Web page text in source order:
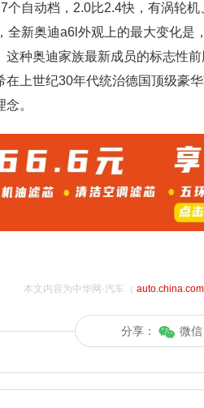
个自动档，2.0比2.4快，有涡轮
全新奥迪a6l外观上的最大变化是
这种奥迪家族最新成员的标志性
在上世纪30年代统治德国顶级豪
。
本文内容为中华网·汽车（ auto.china.com
分享： 微信